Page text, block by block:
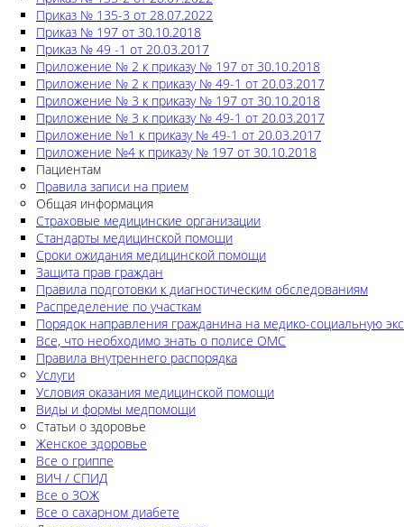
Приказ № 135-3 от 28.07.2022
Приказ № 197 от 30.10.2018
Приказ № 49 -1 от 20.03.2017
Приложение № 2 к приказу № 197 от 30.10.2018
Приложение № 2 к приказу № 49-1 от 20.03.2017
Приложение № 3 к приказу № 197 от 30.10.2018
Приложение № 3 к приказу № 49-1 от 20.03.2017
Приложение №1 к приказу № 49-1 от 20.03.2017
Приложение №4 к приказу № 197 от 30.10.2018
Пациентам
Правила записи на прием
Общая информация
Страховые медицинские организации
Стандарты медицинской помощи
Сроки ожидания медицинской помощи
Защита прав граждан
Правила подготовки к диагностическим обследованиям
Распределение по участкам
Порядок направления гражданина на медико-социальную
Все, что необходимо знать о полисе ОМС
Правила внутреннего распорядка
Услуги
Условия оказания медицинской помощи
Виды и формы медпомощи
Статьи о здоровье
Женское здоровье
Все о гриппе
ВИЧ / СПИД
Все о ЗОЖ
Все о сахарном диабете